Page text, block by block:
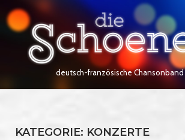
Skip
to
content
Home
deutsch-französische Chansonband
KATEGORIE: KONZERTE